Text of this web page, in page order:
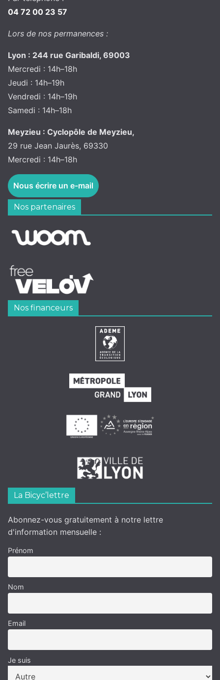
04 72 00 23 57
Lors de nos permanences :
Lyon : 244 rue Garibaldi, 69003
Mercredi : 14h–18h
Jeudi : 14h–19h
Vendredi : 14h–19h
Samedi : 14h–18h
Meyzieu : Cyclopôle de Meyzieu,
29 rue Jean Jaurès, 69330
Mercredi : 14h–18h
Nous écrire un e-mail
Nos partenaires
Nos financeurs
La Bicyc’lettre
Abonnez-vous gratuitement à notre lettre
d'information mensuelle :
Prénom
Nom
Email
Je suis